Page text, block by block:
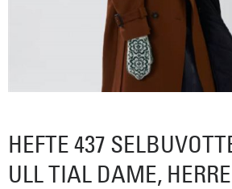
HEFTE 437
ULL TIAL DAME,